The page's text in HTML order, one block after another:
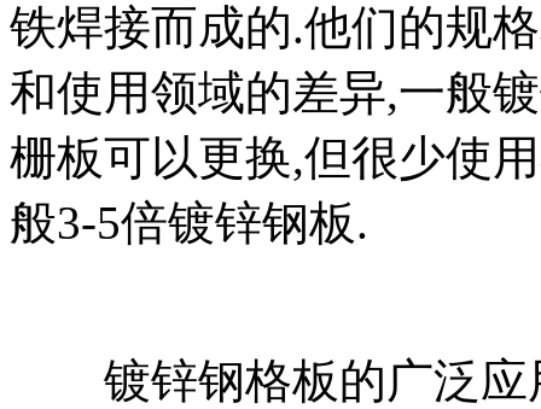
铁焊接而成的.他们的规
和使用领域的差异,一般
栅板可以更换,但很少使
般3-5倍镀锌钢板.
镀锌钢格板的广泛应